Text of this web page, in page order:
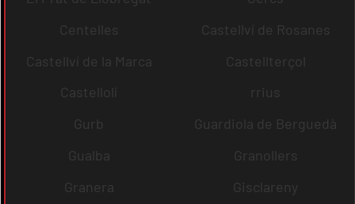
Centelles
Castellví de Rosanes
Castellví de la Marca
Castellterçol
Castellolí
rrius
Gurb
Guardiola de Berguedà
Gualba
Granollers
Granera
Gisclareny